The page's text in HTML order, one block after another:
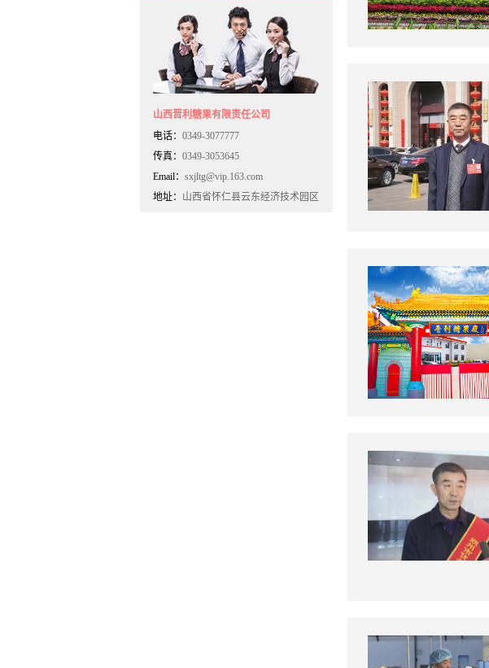
山西晋利糖果有限责任公司
电话： 0349-3077777
传真： 0349-3053645
Email： sxjltg@vip.163.com
地址： 山西省怀仁县云东经济技术园区